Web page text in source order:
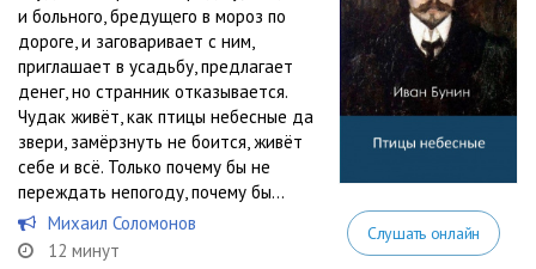
и больного, бредущего в мороз по
дороге, и заговаривает с ним,
приглашает в усадьбу, предлагает
денег, но странник отказывается.
Чудак живёт, как птицы небесные да
звери, замёрзнуть не боится, живёт
себе и всё. Только почему бы не
переждать непогоду, почему бы...
Михаил Соломонов
12 минут
Слушать онлайн